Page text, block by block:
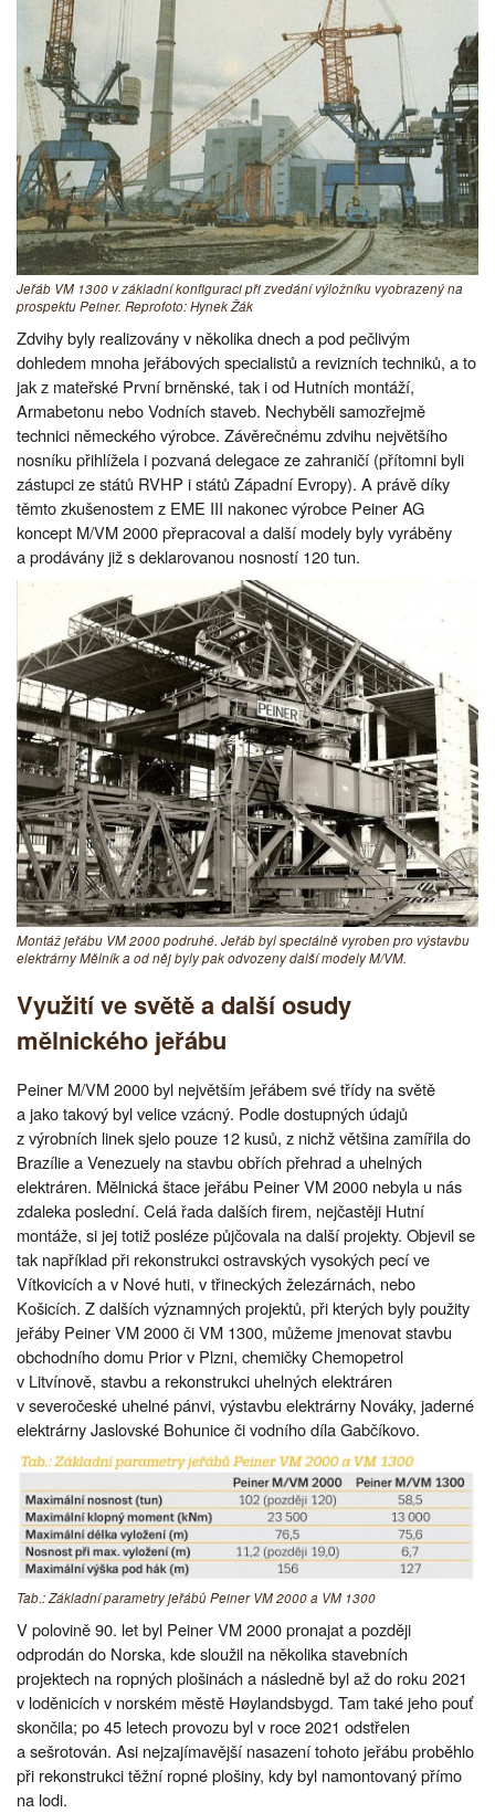
Jeřáb VM 1300 v základní konfiguraci při zvedání výložníku vyobrazený na
prospektu Peiner. Reprofoto: Hynek Žák
Zdvihy byly realizovány v několika dnech a pod pečlivým
dohledem mnoha jeřábových specialistů a revizních techniků, a to
jak z mateřské První brněnské, tak i od Hutních montáží,
Armabetonu nebo Vodních staveb. Nechyběli samozřejmě
technici německého výrobce. Závěrečnému zdvihu největšího
nosníku přihlížela i pozvaná delegace ze zahraničí (přítomni byli
zástupci ze států RVHP i států Západní Evropy). A právě díky
těmto zkušenostem z EME III nakonec výrobce Peiner AG
koncept M/VM 2000 přepracoval a další modely byly vyráběny
a prodávány již s deklarovanou nosností 120 tun.
Montáž jeřábu VM 2000 podruhé. Jeřáb byl speciálně vyroben pro výstavbu
elektrárny Mělník a od něj byly pak odvozeny další modely M/VM.
Využití ve světě a další osudy
mělnického jeřábu
Peiner M/VM 2000 byl největším jeřábem své třídy na světě
a jako takový byl velice vzácný. Podle dostupných údajů
z výrobních linek sjelo pouze 12 kusů, z nichž většina zamířila do
Brazílie a Venezuely na stavbu obřích přehrad a uhelných
elektráren. Mělnická štace jeřábu Peiner VM 2000 nebyla u nás
zdaleka poslední. Celá řada dalších firem, nejčastěji Hutní
montáže, si jej totiž posléze půjčovala na další projekty. Objevil se
tak například při rekonstrukci ostravských vysokých pecí ve
Vítkovicích a v Nové huti, v třineckých železárnách, nebo
Košicích. Z dalších významných projektů, při kterých byly použity
jeřáby Peiner VM 2000 či VM 1300, můžeme jmenovat stavbu
obchodního domu Prior v Plzni, chemičky Chemopetrol
v Litvínově, stavbu a rekonstrukci uhelných elektráren
v severočeské uhelné pánvi, výstavbu elektrárny Nováky, jaderné
elektrárny Jaslovské Bohunice či vodního díla Gabčíkovo.
Tab.: Základní parametry jeřábů Peiner VM 2000 a VM 1300
V polovině 90. let byl Peiner VM 2000 pronajat a později
odprodán do Norska, kde sloužil na několika stavebních
projektech na ropných plošinách a následně byl až do roku 2021
v loděnicích v norském městě Høylandsbygd. Tam také jeho pouť
skončila; po 45 letech provozu byl v roce 2021 odstřelen
a sešrotován. Asi nejzajímavější nasazení tohoto jeřábu proběhlo
při rekonstrukci těžní ropné plošiny, kdy byl namontovaný přímo
na lodi.